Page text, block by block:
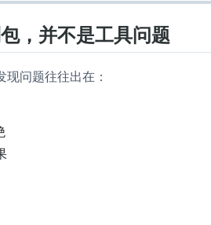
，并不是工具问题
问题往往出在：